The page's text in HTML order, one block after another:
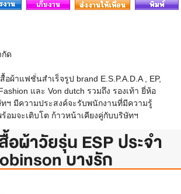
กัด
ผ้าแฟชั่นสำเร็จรูป brand E.S.P.A.D.A , EP,
และ Von dutch รวมถึง รองเท้า ยี่ห้อ
ทฯ มีความประสงค์จะรับพนักงานที่มีความรู้
อมจะเติบโต ก้าวหน้าเคียงคู่กับบริษัทฯ
อผ้าวัยรุ่น ESP ประจำ
บางรัก